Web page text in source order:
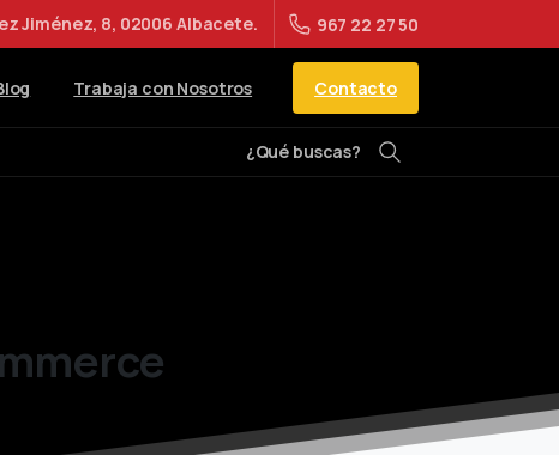
Jiménez, 8, 02006 Albacete. 967 22 27 50
Trabaja con Nosotros Contacto
¿Qué buscas?
Buscar